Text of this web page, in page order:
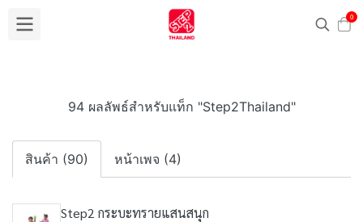
0
94 ผลลัพธ์สำหรับแท็ก "Step2Thailand"
สินค้า (90) หน้าเพจ (4)
Step2 กระบะทรายแสนสนุก